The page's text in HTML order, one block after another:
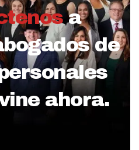
a
de
ahora.